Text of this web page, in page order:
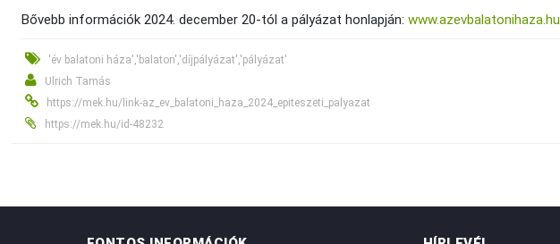
Bővebb információk 2024. december 20-tól a pályázat honlapján:www.azevbalatonihaza.hu
'év balatoni háza','balaton','díjpályázat','pályázat'
Ulrich Tamás
https://mek.hu/link-az_ev_balatoni_haza_2024_epiteszeti_palyazat
https://mek.hu/id-48232